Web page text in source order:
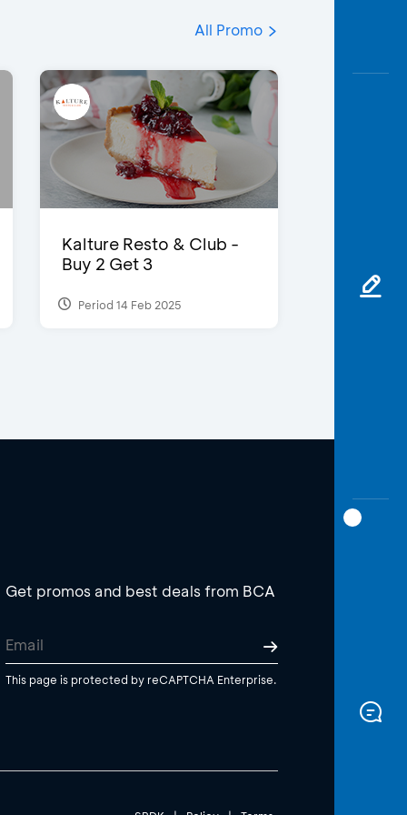
All Promo
Kalture Resto & Club -
Buy 2 Get 3
Period 14 Feb 2025
Get promos and best deals from BCA
This page is protected by reCAPTCHA Enterprise.